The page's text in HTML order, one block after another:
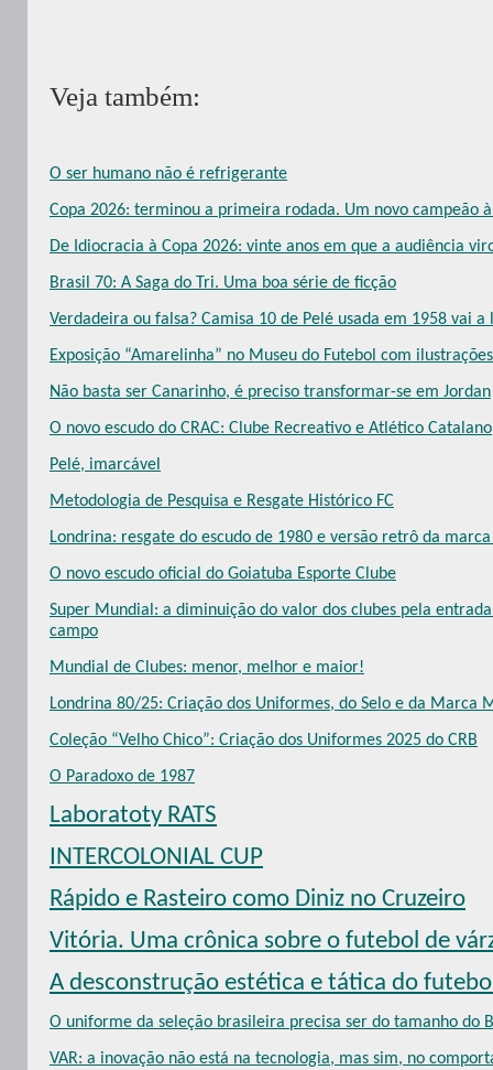
Veja também:
O ser humano não é refrigerante
Copa 2026: terminou a primeira rodada. Um novo campeão
De Idiocracia à Copa 2026: vinte anos em que a audiência
Brasil 70: A Saga do Tri. Uma boa série de ficção
Verdadeira ou falsa? Camisa 10 de Pelé usada em 1958 vai a
Exposição “Amarelinha” no Museu do Futebol com
Não basta ser Canarinho, é preciso transformar-se em Jordan
O novo escudo do CRAC: Clube Recreativo e Atlético Catalano
Pelé, imarcável
Metodologia de Pesquisa e Resgate Histórico FC
Londrina: resgate do escudo de 1980 e versão retrô da
O novo escudo oficial do Goiatuba Esporte Clube
Super Mundial: a diminuição do valor dos clubes pela
campo
Mundial de Clubes: menor, melhor e maior!
Londrina 80/25: Criação dos Uniformes, do Selo e da Marca
Coleção “Velho Chico”: Criação dos Uniformes 2025 do CRB
O Paradoxo de 1987
Laboratoty RATS
INTERCOLONIAL CUP
Rápido e Rasteiro como Diniz no Cruzeiro
Vitória. Uma crônica sobre o futebol de
A desconstrução estética e tática do
O uniforme da seleção brasileira precisa ser do tamanho do
VAR: a inovação não está na tecnologia, mas sim, no